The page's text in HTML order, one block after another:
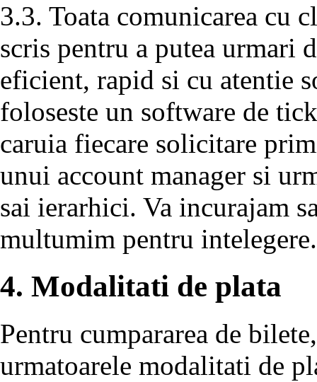
3.3. Toata comunicarea cu
scris pentru a putea urmari
eficient, rapid si cu atentie
foloseste un software de
caruia fiecare solicitare
unui account manager si
sai ierarhici. Va incurajam
multumim pentru intelegere.
4. Modalitati de plata
Pentru cumpararea de
urmatoarele modalitati de